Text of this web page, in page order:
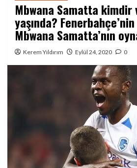
Mbwana Samatta kimdir
yaşında?
Mbwana Samatta’nın
Kerem Yıldırım Eylül 24, 2020 0